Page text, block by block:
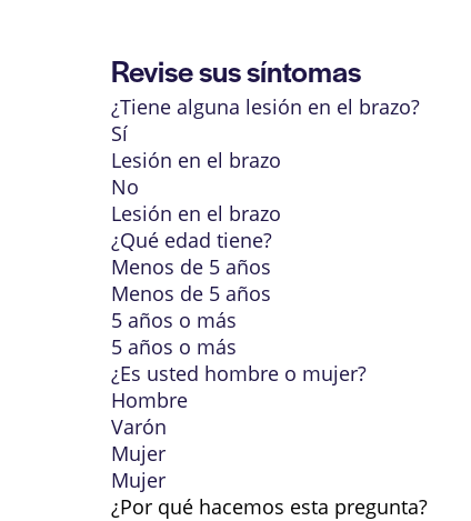
Revise sus síntomas
¿Tiene alguna lesión en el brazo?
Sí
Lesión en el brazo
No
Lesión en el brazo
¿Qué edad tiene?
Menos de 5 años
Menos de 5 años
5 años o más
5 años o más
¿Es usted hombre o mujer?
Hombre
Varón
Mujer
Mujer
¿Por qué hacemos esta pregunta?